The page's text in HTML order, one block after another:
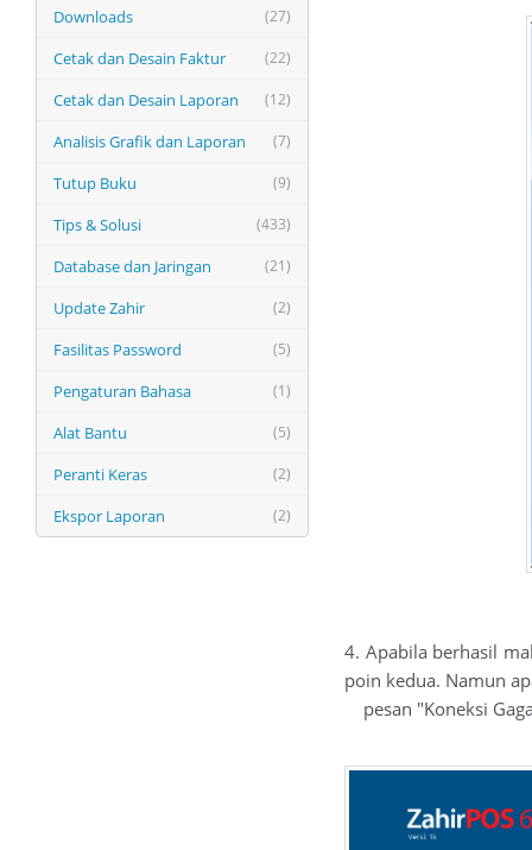
(27)
Downloads
(22)
Cetak dan Desain Faktur
(12)
Cetak dan Desain Laporan
(7)
Analisis Grafik dan Laporan
(9)
Tutup Buku
(433)
Tips & Solusi
(21)
Database dan Jaringan
(2)
Update Zahir
(5)
Fasilitas Password
(1)
Pengaturan Bahasa
(5)
Alat Bantu
(2)
Peranti Keras
(2)
Ekspor Laporan
4. Apabila berhasil
poin kedua. Namun
pesan "Koneksi